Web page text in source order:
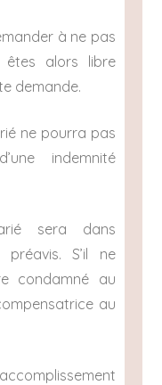
à ne pas
êtes alors libre
demande.
ne pourra pas
indemnité
sera dans
préavis. S’il ne
condamné au
au